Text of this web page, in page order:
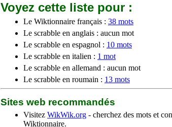
Voyez cette liste pour :
Le Wiktionnaire français : 38 mots
Le scrabble en anglais : aucun mot
Le scrabble en espagnol : 10 mots
Le scrabble en italien : 1 mot
Le scrabble en allemand : aucun mot
Le scrabble en roumain : 13 mots
Sites web recommandés
Visitez WikWik.org - cherchez des mots et
Wiktionnaire.